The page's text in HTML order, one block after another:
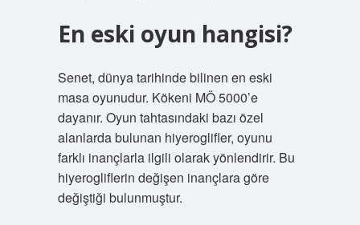
En eski oyun hangisi?
Senet, dünya tarihinde bilinen en eski
masa oyunudur. Kökeni MÖ 5000’e
dayanır. Oyun tahtasındaki bazı özel
alanlarda bulunan hiyeroglifler, oyunu
farklı inançlarla ilgili olarak yönlendirir. Bu
hiyerogliflerin değişen inançlara göre
değiştiği bulunmuştur.